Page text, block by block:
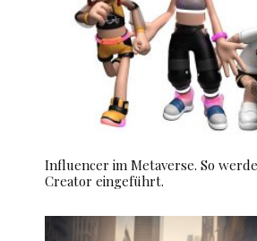
Influencer im Metaverse. So
Creator eingeführt.